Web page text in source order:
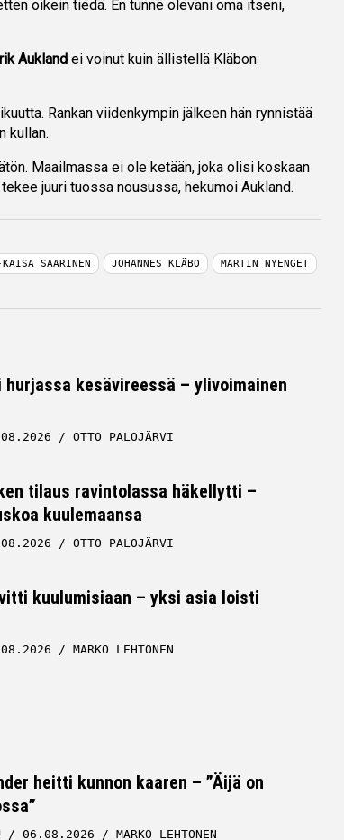
oikein tiedä. En tunne olevani oma itseni,
Aukland ei voinut kuin ällistellä Kläbon
Rankan viidenkympin jälkeen hän rynnistää
kullan.
Maailmassa ei ole ketään, joka olisi koskaan
juuri tuossa nousussa, hekumoi Aukland.
SAARINEN JOHANNES KLÄBO MARTIN NYENGET
kesävireessä – ylivoimainen
OTTO PALOJÄRVI
tilaus ravintolassa häkellytti –
kuulemaansa
OTTO PALOJÄRVI
kuulumisiaan – yksi asia loisti
MARKO LEHTONEN
heitti kunnon kaaren – ”Äijä on
06.08.2026 MARKO LEHTONEN